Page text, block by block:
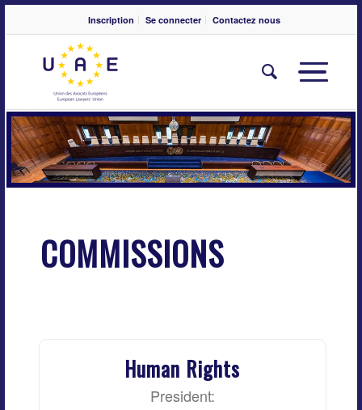
Inscription Se connecter Contactez nous
COMMISSIONS
Human Rights
President: